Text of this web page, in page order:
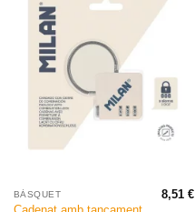
BÀSQUET 8,51€